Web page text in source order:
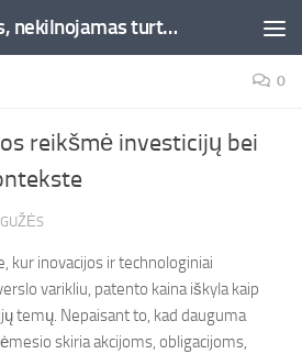
Akcijos, Investavimas, nekilnojamas turtas, kriptovaliutos - Besociai.lt
0
reikšmė investicijų bei
kur inovacijos ir technologiniai
varikliu, patento kaina iškyla kaip
temų. Nepaisant to, kad dauguma
skiria akcijoms, obligacijoms,